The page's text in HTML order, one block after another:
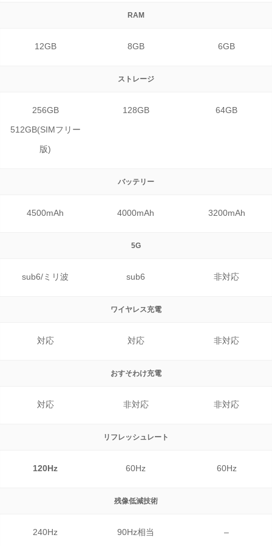
RAM
12GB 8GB 6GB
ストレージ
256GB
512GB(SIMフリー
版)
128GB 64GB
バッテリー
4500mAh 4000mAh 3200mAh
5G
sub6/ミリ波 sub6 非対応
ワイヤレス充電
対応 対応 非対応
おすそわけ充電
対応 非対応 非対応
リフレッシュレート
120Hz 60Hz 60Hz
残像低減技術
240Hz 90Hz相当 –